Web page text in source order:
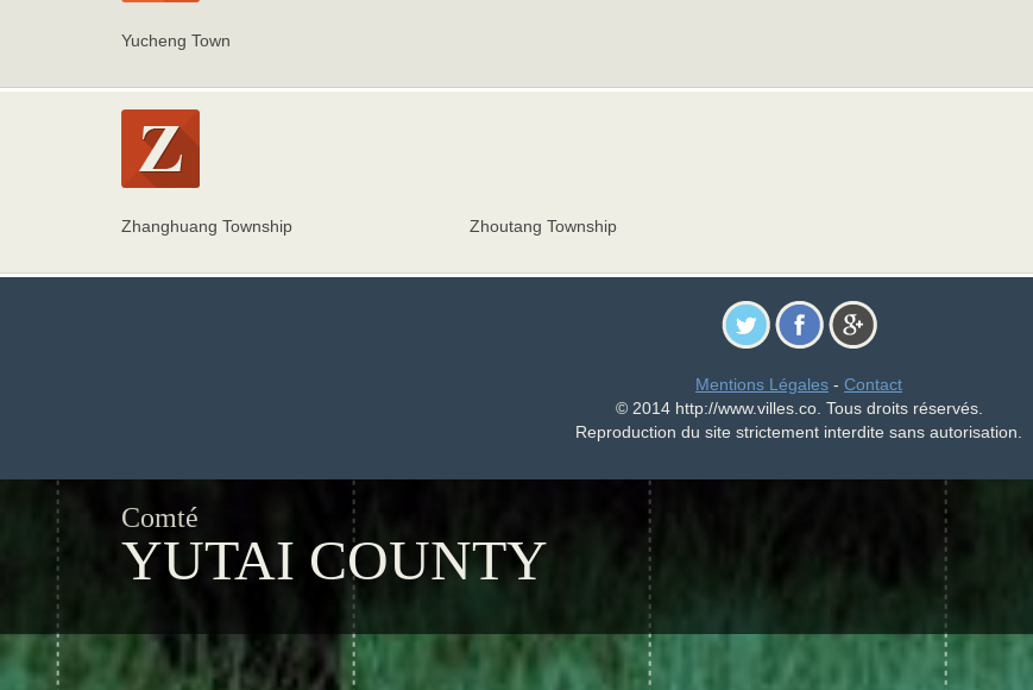
Yucheng Town
Zhanghuang Township Zhoutang Township
Mentions Légales - Contact
© 2014 http://www.villes.co. Tous droits réservés.
Reproduction du site strictement interdite sans autorisation.
Comté
YUTAI COUNTY